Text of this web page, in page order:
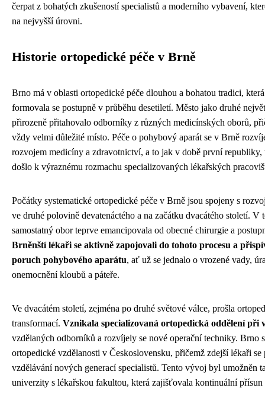
čerpat z bohatých zkušeností specialistů a moderního vybavení,
na nejvyšší úrovni.
Historie ortopedické péče v Brně
Brno má v oblasti ortopedické péče dlouhou a bohatou tradici,
formovala se postupně v průběhu desetiletí. Město jako druhé
přirozeně přitahovalo odborníky z různých medicínských oborů,
vždy velmi důležité místo. Péče o pohybový aparát se v Brně
rozvojem medicíny a zdravotnictví, a to jak v době první
došlo k výraznému rozmachu specializovaných lékařských
Počátky systematické ortopedické péče v Brně jsou spojeny s
ve druhé polovině devatenáctého a na začátku dvacátého století. V
samostatný obor teprve emancipovala od obecné chirurgie a
Brněnští lékaři se aktivně zapojovali do tohoto procesu a
poruch pohybového aparátu, ať už se jednalo o vrozené vady,
onemocnění kloubů a páteře.
Ve dvacátém století, zejména po druhé světové válce, prošla
transformací. Vznikala specializovaná ortopedická oddělení při
vzdělaných odborníků a rozvíjely se nové operační techniky. Brno
ortopedické vzdělanosti v Československu, přičemž zdejší lékaři
vzdělávání nových generací specialistů. Tento vývoj byl umožněn
univerzity s lékařskou fakultou, která zajišťovala kontinuální